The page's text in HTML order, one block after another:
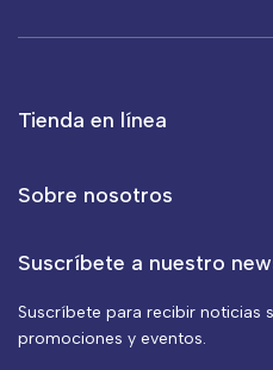
Tienda en línea
Sobre nosotros
Suscríbete a nuestro
Suscríbete para recibir noticias
promociones y eventos.